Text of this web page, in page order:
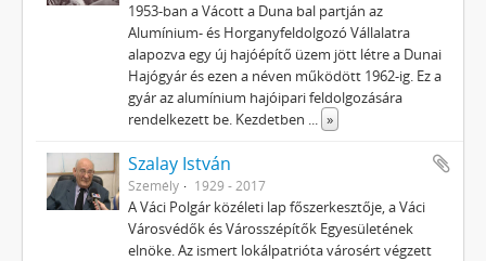
1953-ban a Vácott a Duna bal partján az
Alumínium- és Horganyfeldolgozó Vállalatra
alapozva egy új hajóépítő üzem jött létre a Dunai
Hajógyár és ezen a néven működött 1962-ig. Ez a
gyár az alumínium hajóipari feldolgozására
rendelkezett be. Kezdetben ... »
Szalay István
Személy 1929 - 2017
A Váci Polgár közéleti lap főszerkesztője, a Váci
Városvédők és Városszépítők Egyesületének
elnöke. Az ismert lokálpatrióta városért végzett